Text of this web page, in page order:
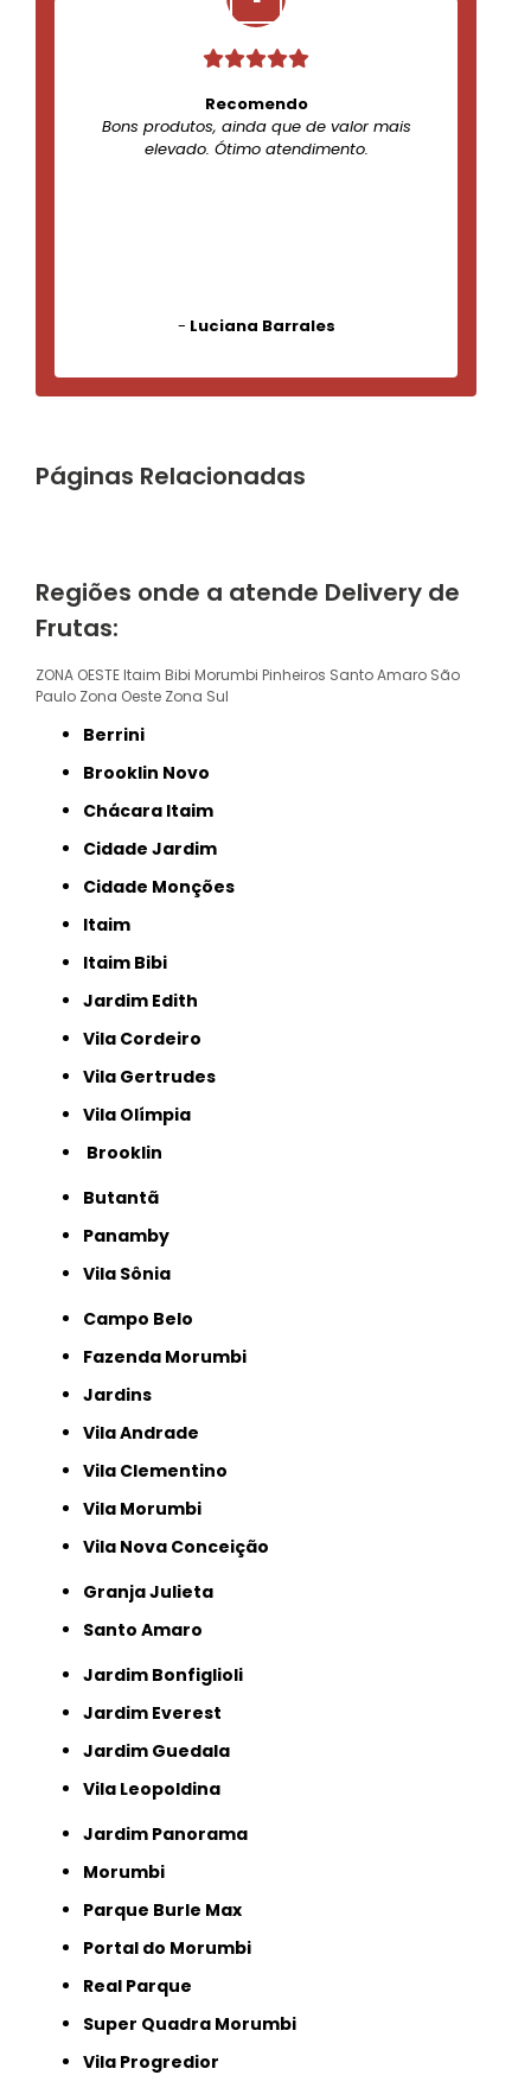
Recomendo
Bons produtos, ainda que de valor mais
elevado. Ótimo atendimento.
- Luciana Barrales
Páginas Relacionadas
Regiões onde a atende Delivery de
Frutas:
ZONA OESTE Itaim Bibi Morumbi Pinheiros Santo Amaro São
Paulo Zona Oeste Zona Sul
Berrini
Brooklin Novo
Chácara Itaim
Cidade Jardim
Cidade Monções
Itaim
Itaim Bibi
Jardim Edith
Vila Cordeiro
Vila Gertrudes
Vila Olímpia
Brooklin
Butantã
Panamby
Vila Sônia
Campo Belo
Fazenda Morumbi
Jardins
Vila Andrade
Vila Clementino
Vila Morumbi
Vila Nova Conceição
Granja Julieta
Santo Amaro
Jardim Bonfiglioli
Jardim Everest
Jardim Guedala
Vila Leopoldina
Jardim Panorama
Morumbi
Parque Burle Max
Portal do Morumbi
Real Parque
Super Quadra Morumbi
Vila Progredior